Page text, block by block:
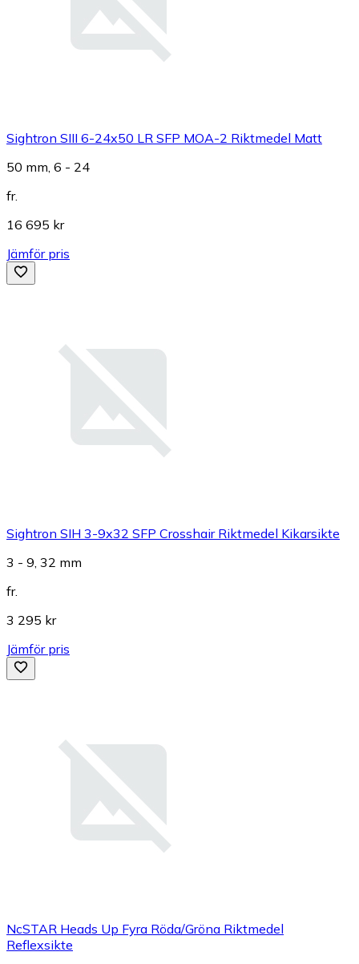
Sightron SIII 6-24x50 LR SFP MOA-2 Riktmedel Matt
50 mm, 6 - 24
fr.
16 695 kr
Jämför pris
Sightron SIH 3-9x32 SFP Crosshair Riktmedel Kikarsikte
3 - 9, 32 mm
fr.
3 295 kr
Jämför pris
NcSTAR Heads Up Fyra Röda/Gröna Riktmedel
Reflexsikte